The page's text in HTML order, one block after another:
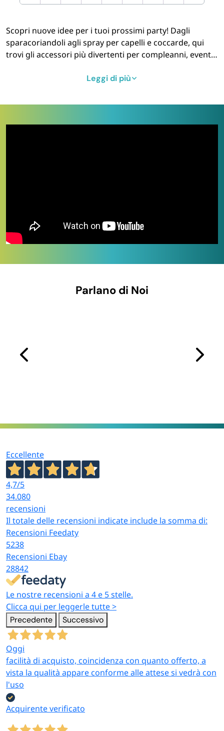
Scopri nuove idee per i tuoi prossimi party! Dagli
sparacoriandoli agli spray per capelli e coccarde, qui
trovi gli accessori più divertenti per compleanni, eventi
Leggi di più
Parlano di Noi
Eccellente
4,7/5
34.080
recensioni
Il totale delle recensioni indicate include la somma di:
Recensioni Feedaty
5238
Recensioni Ebay
28842
Le nostre recensioni a 4 e 5 stelle.
Clicca qui per leggerle tutte >
Precedente Successivo
Oggi
facilità di acquisto, coincidenza con quanto offerto, a
vista la qualità appare conforme alle attese si vedrà con
l'uso
Acquirente verificato